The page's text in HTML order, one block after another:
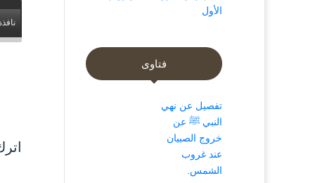
الأول
فتاوى
تفصيل عن نهي
النبي ﷺ عن
خروج الصبيان
عند غروب
الشمس.